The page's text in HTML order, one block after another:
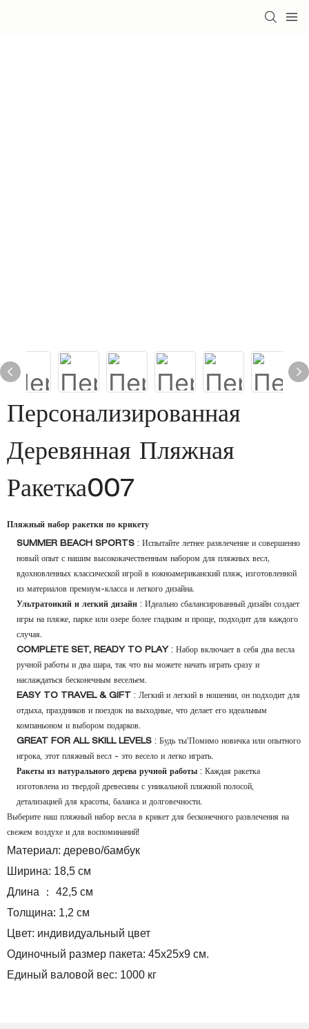
Персонализированная
Деревянная Пляжная
Ракетка007
Пляжный набор ракетки по крикету
SUMMER BEACH SPORTS: Испытайте летнее развлечение и совершенно
новый опыт с нашим высококачественным набором для пляжных весл,
вдохновленных классической игрой в южноамериканский пляж, изготовленной
из материалов премиум-класса и легкого дизайна.
Ультратонкий и легкий дизайн: Идеально сбалансированный дизайн создает
игры на пляже, парке или озере более гладким и проще, подходит для каждого
случая.
COMPLETE SET, READY TO PLAY: Набор включает в себя два весла
ручной работы и два шара, так что вы можете начать играть сразу и
наслаждаться бесконечным весельем.
EASY TO TRAVEL & GIFT: Легкий и легкий в ношении, он подходит для
отдыха, праздников и поездок на выходные, что делает его идеальным
компаньоном и выбором подарков.
GREAT FOR ALL SKILL LEVELS: Будь ты’Помимо новичка или опытного
игрока, этот пляжный весл - это весело и легко играть.
Ракеты из натурального дерева ручной работы: Каждая ракетка
изготовлена ​​из твердой древесины с уникальной пляжной полосой,
детализацией для красоты, баланса и долговечности.
Выберите наш пляжный набор весла в крикет для бесконечного развлечения на
свежем воздухе и для воспоминаний!
Материал: дерево/бамбук
Ширина: 18,5 см
Длина ： 42,5 см
Толщина: 1,2 см
Цвет: индивидуальный цвет
Одиночный размер пакета: 45x25x9 см.
Единый валовой вес: 1000 кг